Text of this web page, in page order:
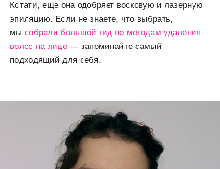
Кстати, еще она одобряет восковую и лазерную
эпиляцию. Если не знаете, что выбрать,
мы собрали большой гид по методам удаления
волос на лице— запоминайте самый
подходящий для себя.